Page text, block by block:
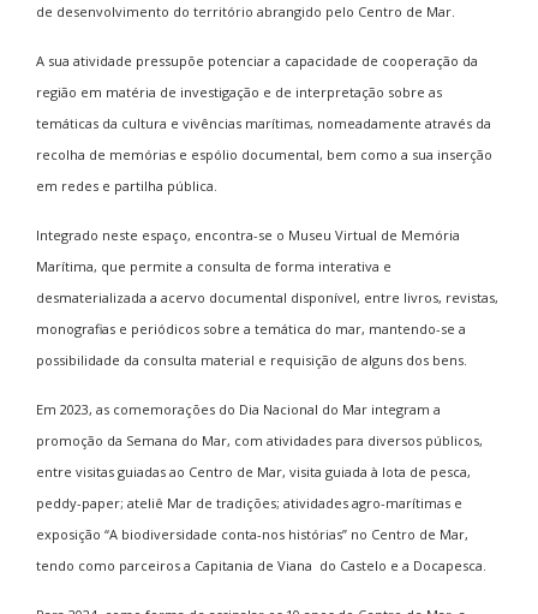
de desenvolvimento do território abrangido pelo Centro de Mar.
A sua atividade pressupõe potenciar a capacidade de cooperação da
região em matéria de investigação e de interpretação sobre as
temáticas da cultura e vivências marítimas, nomeadamente através da
recolha de memórias e espólio documental, bem como a sua inserção
em redes e partilha pública.
Integrado neste espaço, encontra-se o Museu Virtual de Memória
Marítima, que permite a consulta de forma interativa e
desmaterializada a acervo documental disponível, entre livros, revistas,
monografias e periódicos sobre a temática do mar, mantendo-se a
possibilidade da consulta material e requisição de alguns dos bens.
Em 2023, as comemorações do Dia Nacional do Mar integram a
promoção da Semana do Mar, com atividades para diversos públicos,
entre visitas guiadas ao Centro de Mar, visita guiada à lota de pesca,
peddy-paper; ateliê Mar de tradições; atividades agro-marítimas e
exposição “A biodiversidade conta-nos histórias” no Centro de Mar,
tendo como parceiros a Capitania de Viana do Castelo e a Docapesca.